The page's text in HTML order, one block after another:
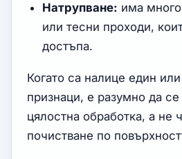
Натрупване: има
или тесни проходи,
достъпа.
Когато са налице един
признаци, е разумно да
цялостна обработка, а не
почистване по